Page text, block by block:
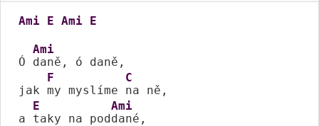
Ami E Ami E
Ó
Ami
daně, ó daně,
jak
F
my myslíme
C
na ně,
a
E
taky na pod
Ami
dané,